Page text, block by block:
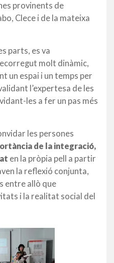
provinents de
Clece i de la mateixa
parts, es va
molt dinàmic,
un espai i un temps per
l’expertesa de les
les a fer un pas més
les persones
de la integració,
en la pròpia pell a partir
la reflexió conjunta,
entre allò que
i la realitat social del